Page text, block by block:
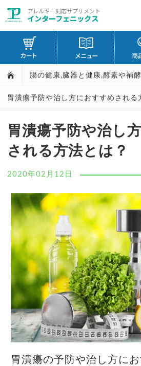
アレルギー対応サプリメント
インターフェニックス
腸の健康, 臓器と健康,酵素や補
胃潰瘍予防や治し方におすすめされる
胃潰瘍予防や治し
される方法とは？
2020年02月12日
胃潰瘍の予防や治し方に